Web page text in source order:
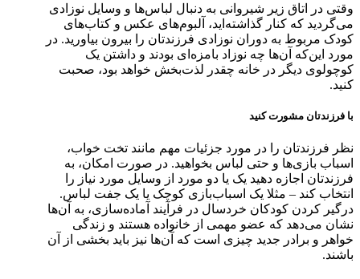
وقتی در اتاق زیر شیروانی به دنبال لباس‌ها و وسایل نوزادی
می‌گردید که کنار گذاشته‌اید، آلبوم‌های عکس و کتاب‌های
کودک مربوط به دوران نوزادی فرزندتان را بیرون بیاورید. در
مورد این‌که آن‌ها چه نوزاد بامزه‌ای بودند و داشتن یک
کوچولوی دیگر در خانه چقدر لذت‌بخش خواهد بود، صحبت
کنید.
با فرزندتان مشورت کنید
نظر فرزندتان را در مورد جزئیات مهم مانند تخت خواب،
اسباب بازی‌ها و حتی لباس بخواهید. در صورت امکان، به
فرزندتان اجازه دهید یک یا دو مورد از وسایل مورد نیاز را
انتخاب کند – مثلا یک اسباب‌بازی کوچک یا یک جفت لباس.
درگیر کردن کودکان خردسال در فرآیند آماده‌سازی، به آن‌ها
نشان می‌دهد که عضو مهمی از خانواده هستند و زندگی
خواهر و برادر جدید چیزی است که آن‌ها نیز باید بخشی از آن
باشند.